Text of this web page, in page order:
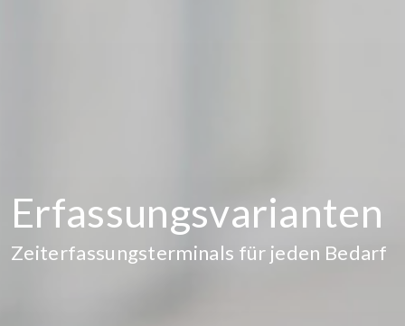
Erfassungs­varianten
Zeiterfassungsterminals für jeden Bedarf